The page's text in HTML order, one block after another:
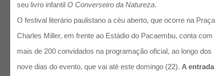
seu livro infantilO Converseiro da Natureza.
O festival literário paulistano a céu aberto, que ocorre na Praça
Charles Miller, em frente ao Estádio do Pacaembu, conta com
mais de 200 convidados na programação oficial, ao longo dos
nove dias do evento, que vai até este domingo (22). A entrada